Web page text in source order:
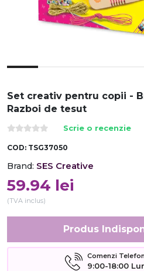
Set creativ pentru copii -
Razboi de tesut
Scrie o recenzie
COD: TSG37050
Brand: SES Creative
59.94 lei
(TVA inclus)
Produs
Comenzi
9:00-18:00